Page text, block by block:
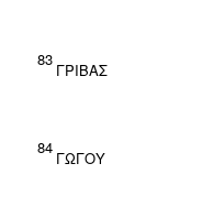
83
ΓΡΙΒΑΣ
84
ΓΩΓΟΥ